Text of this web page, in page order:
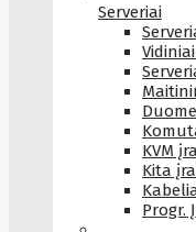
Serveriai
KVM
Kita
Progr.